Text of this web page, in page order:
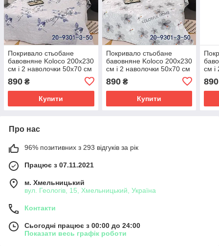
Покривало стьобане
бавовняне Koloco 200x230
см і 2 наволочки 50х70 см
890 ₴
Купити
Покривало стьобане
бавовняне Koloco 200x230
см і 2 наволочки 50х70 см
890₴
Купити
см і
890
Про нас
96% позитивних з 293 відгуків за рік
Працює з 07.11.2021
м. Хмельницький
вул. Геологів, 15, Хмельницький, Україна
Контакти
Сьогодні працює з 00:00 до 24:00
Показати весь графік роботи